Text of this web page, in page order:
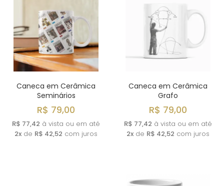
Caneca em Cerâmica
Seminários
R$ 79,00
R$ 77,42 à vista ou em até
2x de R$ 42,52 com juros
Caneca em Cerâmica
Grafo
R$ 79,00
R$ 77,42 à vista ou em até
2x de R$ 42,52 com juros